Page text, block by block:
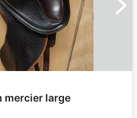
mercier large